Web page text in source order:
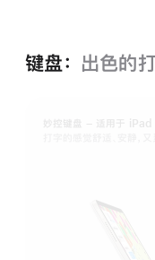
键盘： 出色的